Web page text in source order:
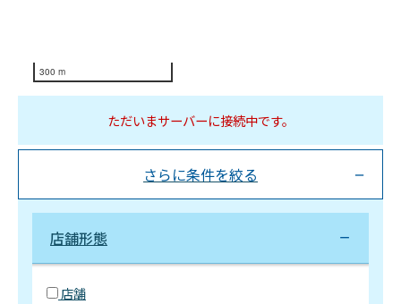
300 m
ただいまサーバーに接続中です。
さらに条件を絞る
店舗形態
店舗